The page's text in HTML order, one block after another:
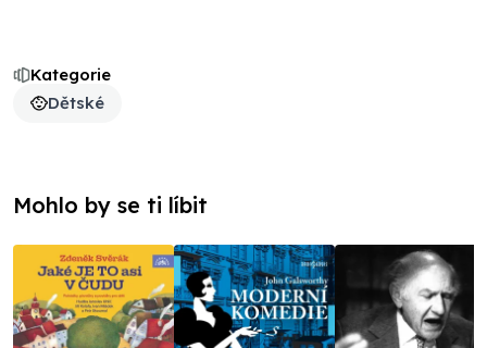
Kategorie
Dětské
Mohlo by se ti líbit